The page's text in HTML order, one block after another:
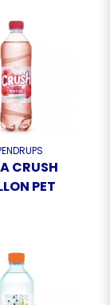
CRUSH
PET